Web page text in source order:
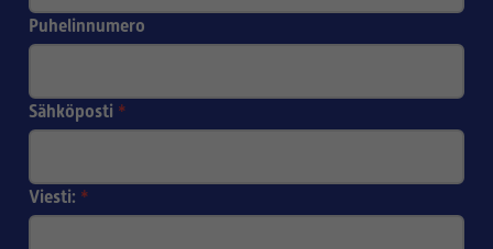
Puhelinnumero
Sähköposti *
Viesti: *